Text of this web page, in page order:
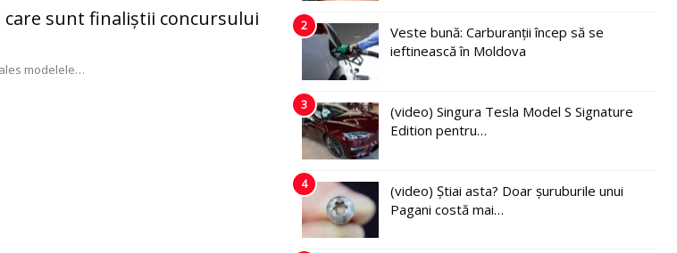
care sunt finaliștii concursului
modelele…
2
Veste bună: Carburanții încep să se
ieftinească în Moldova
3
(video) Singura Tesla Model S Signature
Edition pentru…
4
(video) Știai asta? Doar șuruburile unui
Pagani costă mai…